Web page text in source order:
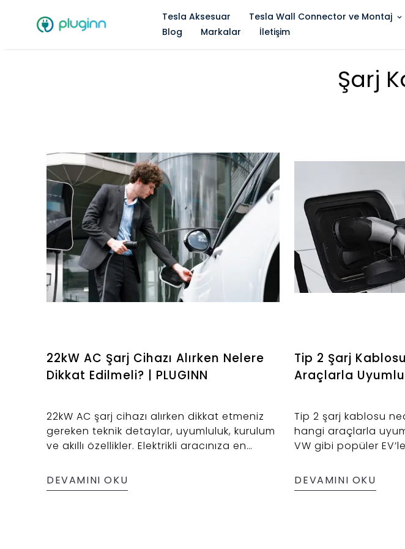
Tesla Aksesuar Tesla Wall Connector ve Montaj
Blog
Markalar İletişim
Şarj
22kW AC Şarj Cihazı Alırken Nelere
Dikkat Edilmeli? | PLUGINN
22kW AC şarj cihazı alırken dikkat etmeniz
gereken teknik detaylar, uyumluluk, kurulum
ve akıllı özellikler. Elektrikli aracınıza en
DEVAMINI OKU
Tip 2 Şarj
Araçlarla
Tip 2 şarj kablosu
hangi araçlarla
VW gibi popüler
DEVAMINI OKU